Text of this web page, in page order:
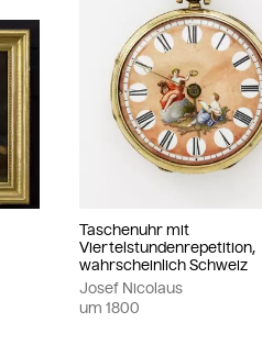
Taschenuhr mit
Viertelstundenrepetition,
wahrscheinlich Schweiz
Josef Nicolaus
um 1800